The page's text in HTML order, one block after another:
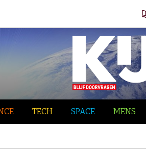
TECH SPACE MENS